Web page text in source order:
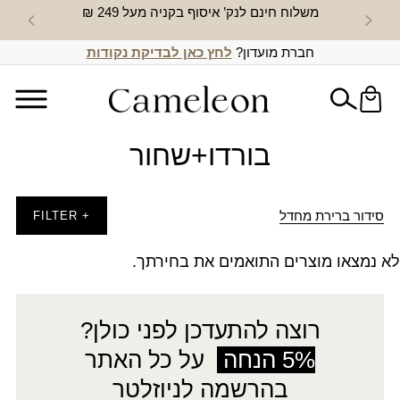
משלוח חינם לנק’ איסוף בקניה מעל 249 ₪ חדש
חברת מועדון? לחץ כאן לבדיקת נקודות
בורדו+שחור
סידור ברירת מחדל + FILTER
לא נמצאו מוצרים התואמים את בחירתך.
רוצה להתעדכן לפני כולן?
5% הנחה
על כל האתר
בהרשמה לניוזלטר